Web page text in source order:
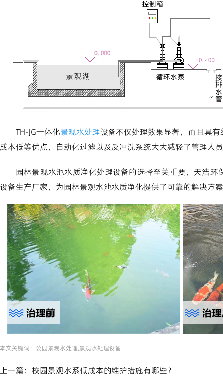
TH-JG一体化景观水处理设备不仅处理效果显著，而且具
成本低等优点，自动化过滤以及反冲洗系统大大减轻了管理人
园林景观水池水质净化处理设备的选择至关重要，天浩
设备生产厂家，为园林景观水池水质净化提供了可靠的解决方
本文关键词： 公园景观水处理,景观水处理设备
上一篇： 校园景观水系低成本的维护措施有哪些？